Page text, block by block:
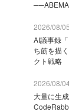
2026/08/
AI議事録
ち筋を描
クト戦略
2026/08/
大量に生